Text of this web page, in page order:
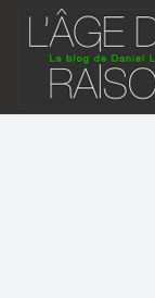
Skip
content